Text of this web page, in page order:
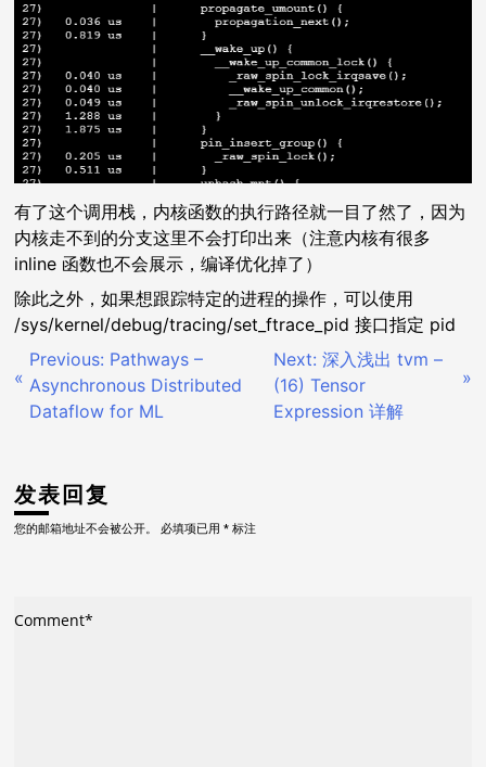
有了这个调用栈，内核函数的执行路径就一目了然了，因为
内核走不到的分支这里不会打印出来（注意内核有很多
inline 函数也不会展示，编译优化掉了）
除此之外，如果想跟踪特定的进程的操作，可以使用
/sys/kernel/debug/tracing/set_ftrace_pid 接口指定 pid
文
章
导
航
Previous: Pathways –
Asynchronous Distributed
Dataflow for ML
Next: 深入浅出 tvm –
(16) Tensor
Expression 详解
发表回复
您的邮箱地址不会被公开。 必填项已用* 标注